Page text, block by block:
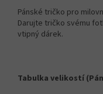
Pánské tričko pro
Darujte tričko svému
vtipný dárek.
Tabulka velikostí